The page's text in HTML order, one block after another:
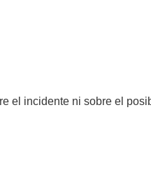
el incidente ni sobre el